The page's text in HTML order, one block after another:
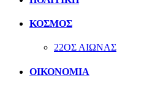
ΚΟΣΜΟΣ
22ΟΣ ΑΙΩΝΑΣ
ΟΙΚΟΝΟΜΙΑ